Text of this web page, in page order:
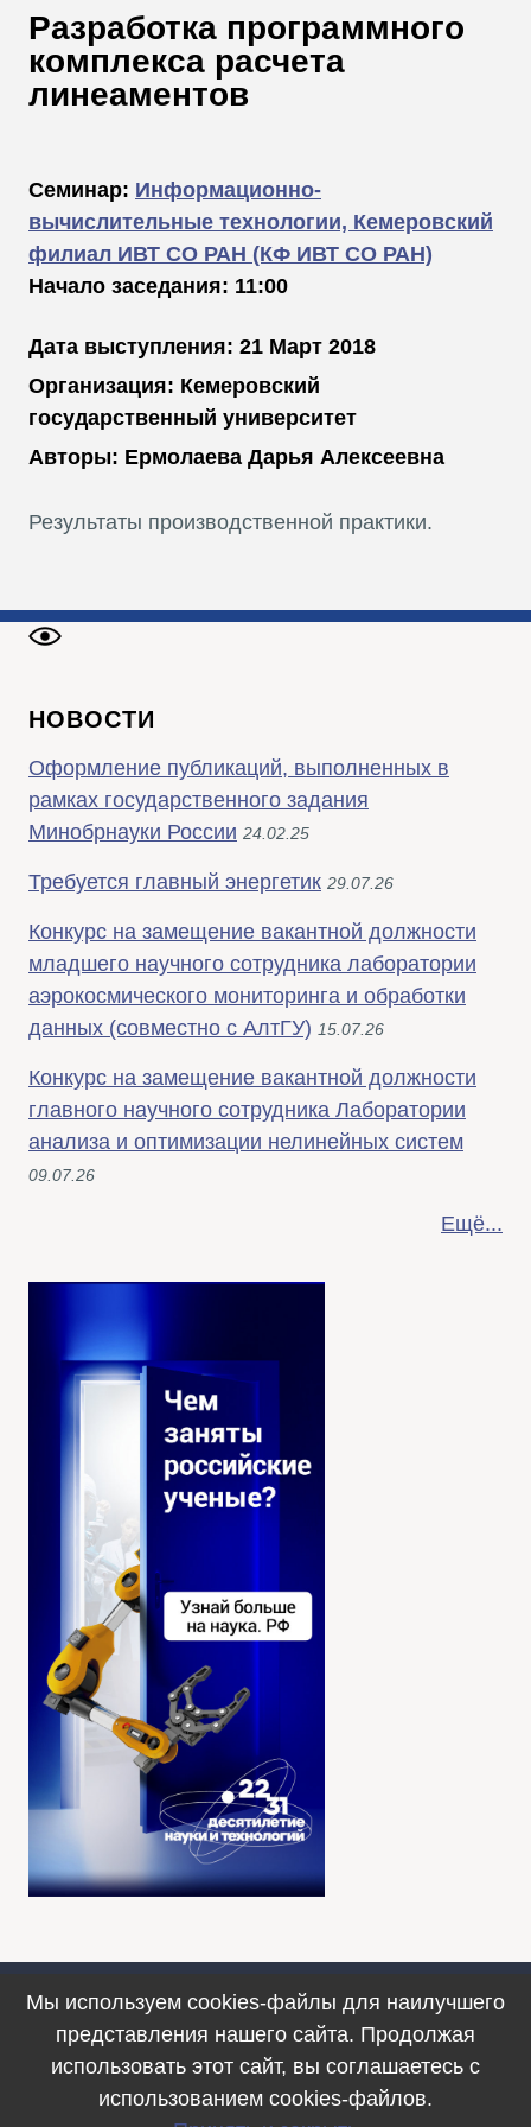
Т
Разработка программного
комплекса расчета
линеаментов
Семинар: Информационно-
вычислительные технологии, Кемеровский
филиал ИВТ СО РАН (КФ ИВТ СО РАН)
Начало заседания: 11:00
Дата выступления: 21 Март 2018
Организация: Кемеровский
государственный университет
Авторы: Ермолаева Дарья Алексеевна
Результаты производственной практики.
НОВОСТИ
Оформление публикаций, выполненных в
рамках государственного задания
Минобрнауки России 24.02.25
Требуется главный энергетик 29.07.26
Конкурс на замещение вакантной должности
младшего научного сотрудника лаборатории
аэрокосмического мониторинга и обработки
данных (совместно с АлтГУ) 15.07.26
Конкурс на замещение вакантной должности
главного научного сотрудника Лаборатории
анализа и оптимизации нелинейных систем
09.07.26
Ещё...
Противодействие коррупции
© 1990–2025. ФИЦ ИВТ, г. Новосибирск
Мы используем cookies-файлы для наилучшего
представления нашего сайта. Продолжая
использовать этот сайт, вы соглашаетесь с
использованием cookies-файлов.